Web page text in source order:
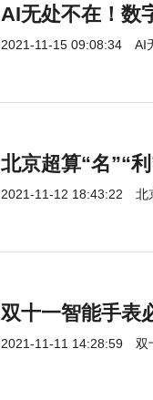
AI无处不在！数
2021-11-15 09:08:34 AI
北京超算“名”“
2021-11-12 18:43:22 北
双十一智能手表
2021-11-11 14:28:59 双